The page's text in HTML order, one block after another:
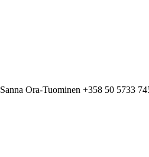
Ora-Tuominen +358 50 5733